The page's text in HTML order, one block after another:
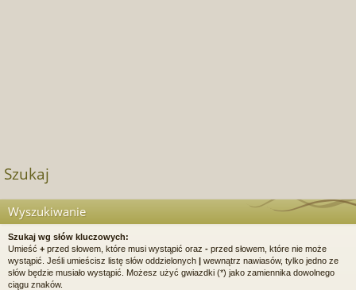
Szukaj
Wyszukiwanie
Szukaj wg słów kluczowych:
Umieść + przed słowem, które musi wystąpić oraz - przed słowem, które nie może
wystąpić. Jeśli umieścisz listę słów oddzielonych | wewnątrz nawiasów, tylko jedno ze
słów będzie musiało wystąpić. Możesz użyć gwiazdki (*) jako zamiennika dowolnego
ciągu znaków.